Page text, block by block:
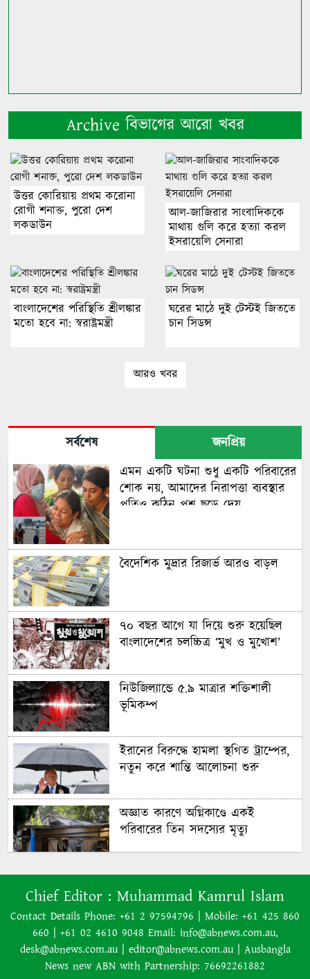
Archive বিভাগের আরো খবর
উত্তর কোরিয়ায় প্রথম করোনা
রোগী শনাক্ত, পুরো দেশ
লকডাউন
আল-জাজিরার সাংবাদিককে
মাথায় গুলি করে হত্যা করল
ইসরায়েলি সেনারা
বাংলাদেশের পরিস্থিতি শ্রীলঙ্কার
মতো হবে না: স্বরাষ্ট্রমন্ত্রী
ঘরের মাঠে দুই টেস্টই জিততে
চান সিডন্স
আরও খবর
সর্বশেষ
জনপ্রিয়
এমন একটি ঘটনা শুধু একটি পরিবারের
শোক নয়, আমাদের নিরাপত্তা ব্যবস্থার
প্রতিও কঠিন প্রশ্ন ছুড়ে দেয়
বৈদেশিক মুদ্রার রিজার্ভ আরও বাড়ল
৭০ বছর আগে যা ‍দিয়ে শুরু হয়েছিল
বাংলাদেশের চলচ্চিত্র ‘মুখ ও মুখোশ’
নিউজিল্যান্ডে ৫.৯ মাত্রার শক্তিশালী
ভূমিকম্প
ইরানের বিরুদ্ধে হামলা স্থগিত ট্রাম্পের,
নতুন করে শান্তি আলোচনা শুরু
অজ্ঞাত কারণে অগ্নিকাণ্ডে একই
পরিবারের তিন সদস্যের মৃত্যু
অনেক ইতিবাচক অগ্রগতি ঘটেছে:
পররাষ্ট্রমন্ত্রীর সঙ্গে বৈঠকের পর ট্রাম্পের
বিশেষ দূত
আমাকে গ্রেপ্তারের চেষ্টা রুখে দিতে
প্রস্তুত ‘স্পেশাল ফোর্স’
Chief Editor : Muhammad Kamrul Islam
Contact Details Phone: +61 2 97594796 | Mobile: +61 425 860
660 | +61 02 4610 9048 Email: info@abnews.com.au,
desk@abnews.com.au | editor@abnews.com.au | Ausbangla
News new ABN with Partnership: 76692261882